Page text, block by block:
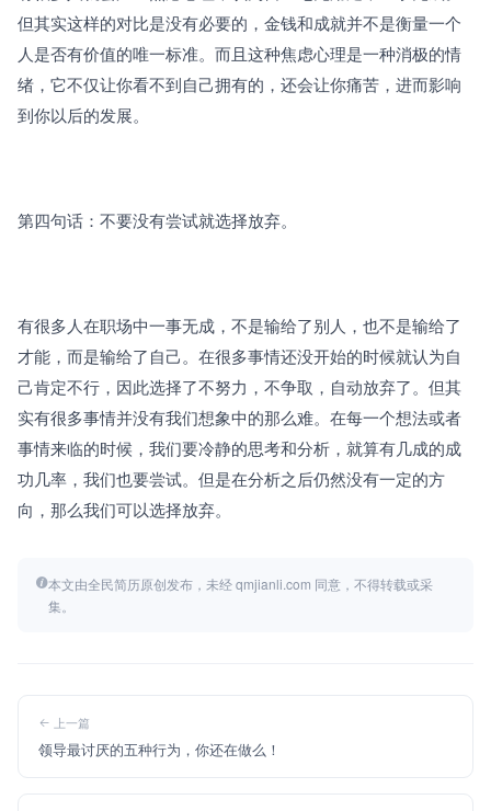
但其实这样的对比是没有必要的，金钱和成就并不是衡量一个
人是否有价值的唯一标准。而且这种焦虑心理是一种消极的情
绪，它不仅让你看不到自己拥有的，还会让你痛苦，进而影响
到你以后的发展。
第四句话：不要没有尝试就选择放弃。
有很多人在职场中一事无成，不是输给了别人，也不是输给了
才能，而是输给了自己。在很多事情还没开始的时候就认为自
己肯定不行，因此选择了不努力，不争取，自动放弃了。但其
实有很多事情并没有我们想象中的那么难。在每一个想法或者
事情来临的时候，我们要冷静的思考和分析，就算有几成的成
功几率，我们也要尝试。但是在分析之后仍然没有一定的方
向，那么我们可以选择放弃。
本文由全民简历原创发布，未经 qmjianli.com 同意，不得转载或采
集。
上一篇
领导最讨厌的五种行为，你还在做么！